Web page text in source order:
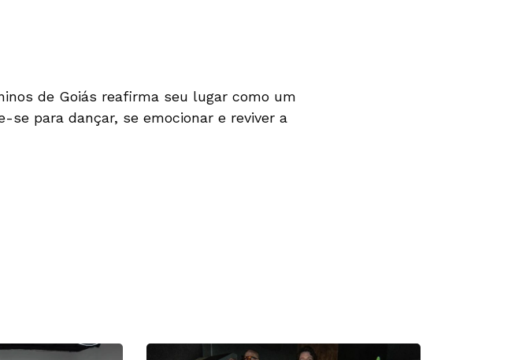
de Goiás reafirma seu lugar como um
se para dançar, se emocionar e reviver a